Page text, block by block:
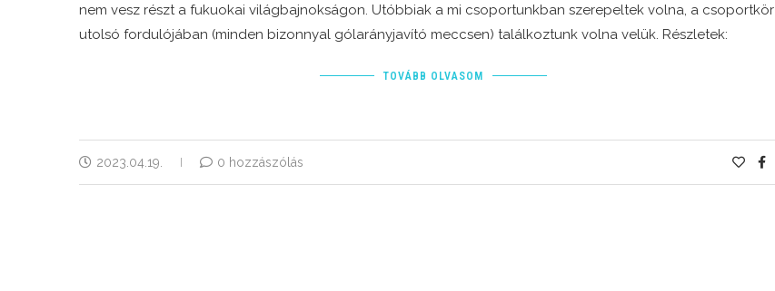
nem vesz részt a fukuokai világbajnokságon. Utóbbiak a mi csoportunkban szerepeltek volna, a csoportkör
utolsó fordulójában (minden bizonnyal gólarányjavító meccsen) találkoztunk volna velük. Részletek:
TOVÁBB OLVASOM
2023.04.19. 0 hozzászólás